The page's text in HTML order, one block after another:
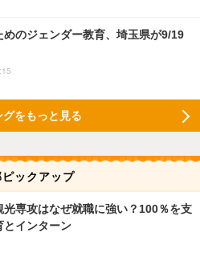
めのジェンダー教育、埼玉県が9/19
グをもっと見る
ックアップ
光専攻はなぜ就職に強い？100％を支
とインターン